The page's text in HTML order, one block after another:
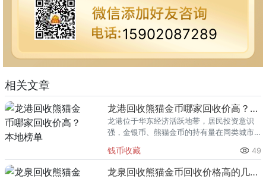
15902087289
相关文章
龙港回收熊猫金币哪家回收价高？本地榜单
龙港位于华东经济活跃地带，居民投资意识
强，金银币、熊猫金币的持有量在同类城市
熊猫金币的需求就明显升温，但鱼龙混杂的
回收渠道里，能精准识别版别溢
钱币收藏 49
龙泉回收熊猫金币回收价格高的几家推荐